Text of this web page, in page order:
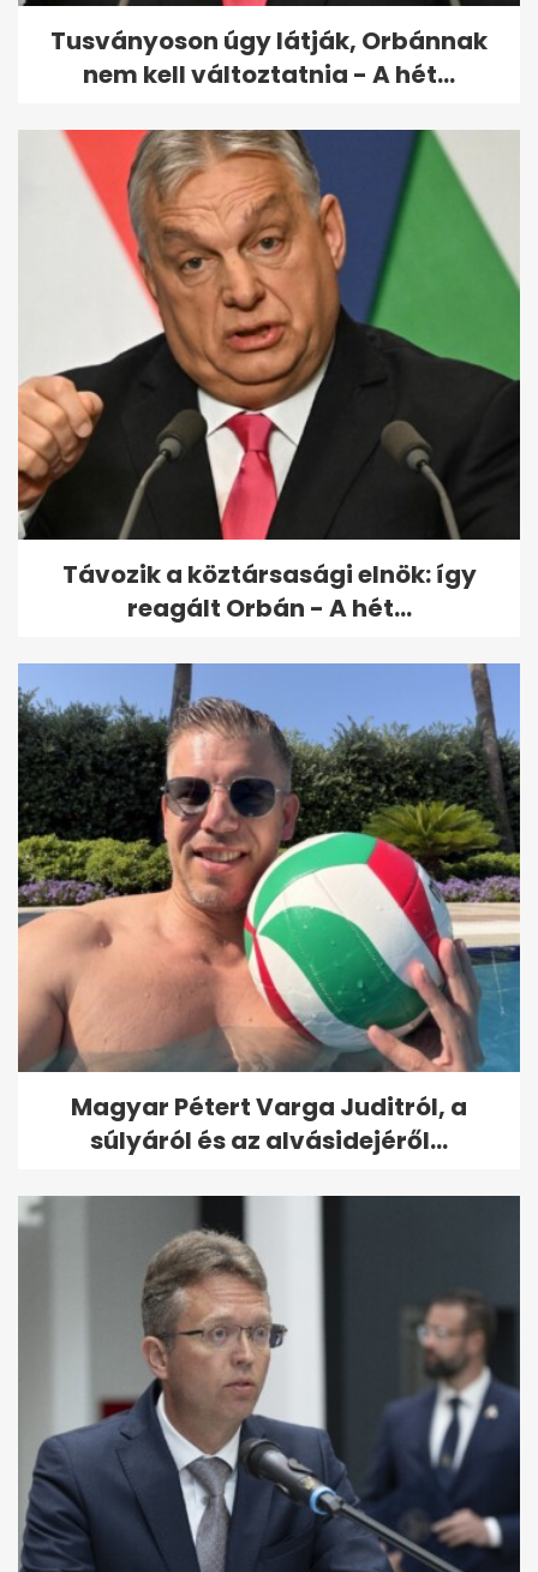
Tusványoson úgy látják, Orbánnak
nem kell változtatnia - A hét...
Távozik a köztársasági elnök: így
reagált Orbán - A hét...
Magyar Pétert Varga Juditról, a
súlyáról és az alvásidejéről...